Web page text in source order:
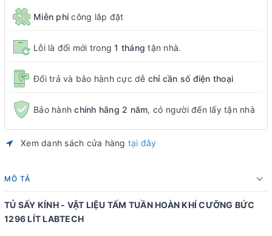
Miễn phícông lắp đặt
Lỗi là đổi mới trong1 tháng tận nhà.
Đổi trả và bảo hành cực dễ chỉ cần số điện thoại
Bảo hànhchính hãng 2 năm, có người đến lấy tận nhà
Xem danh sách cửa hàng tại đây
MÔ TẢ
TỦ SẤY KÍNH - VẬT LIỆU TẤM TUẦN HOÀN KHÍ CƯỠNG BỨC
1296 LÍT LABTECH